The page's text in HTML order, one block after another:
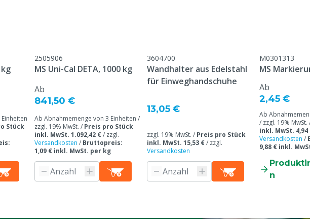
8/M
kg
Stück
2505906
MS Uni-Cal DETA, 1000 kg
Ab
841,50 €
Ab Abnahmemenge von 3 Einheiten /
zzgl. 19% MwSt. / Preis pro Stück
inkl. MwSt. 1.092,42 €/ zzgl.
Versandkosten / Bruttopreis:
1,09 € inkl. MwSt. per kg
3604700
Wandhalter aus Edelstahl
für Einweghandschuhe
13,05 €
zzgl. 19% MwSt. / Preis pro Stück
inkl. MwSt. 15,53 €/ zzgl.
Versandkosten
M0301313
MS
Ab
2,45 €
Ab
/ zzgl. 19% MwSt.
inkl. MwSt. 4,94
Versandkosten /
9,88 € inkl.
n